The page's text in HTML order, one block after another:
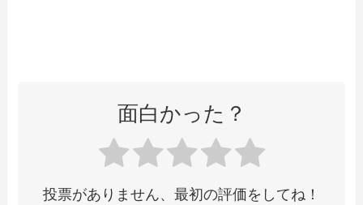
面白かった？
投票がありません、最初の評価をしてね！